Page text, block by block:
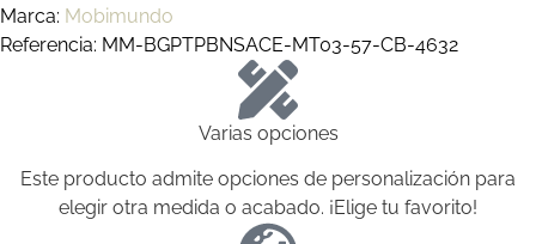
Marca: Mobimundo
Referencia: MM-BGPTPBNSACE-MT03-57-CB-4632
Varias opciones
Este producto admite opciones de personalización para
elegir otra medida o acabado. ¡Elige tu favorito!